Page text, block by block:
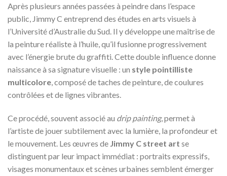
Après plusieurs années passées à peindre dans l’espace
public, Jimmy C entreprend des études en arts visuels à
l’Université d’Australie du Sud. Il y développe une maîtrise de
la peinture réaliste à l’huile, qu’il fusionne progressivement
avec l’énergie brute du graffiti. Cette double influence donne
naissance à sa signature visuelle : un style pointilliste
multicolore, composé de taches de peinture, de coulures
contrôlées et de lignes vibrantes.
Ce procédé, souvent associé au drip painting, permet à
l’artiste de jouer subtilement avec la lumière, la profondeur et
le mouvement. Les œuvres de Jimmy C street art se
distinguent par leur impact immédiat : portraits expressifs,
visages monumentaux et scènes urbaines semblent émerger